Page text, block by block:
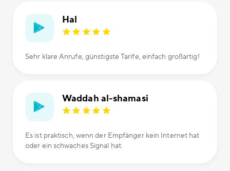
Hal
Sehr klare Anrufe, günstigste Tarife, einfach großartig!
Waddah al-shamasi
Es ist praktisch, wenn der Empfänger kein Internet hat
oder ein schwaches Signal hat.